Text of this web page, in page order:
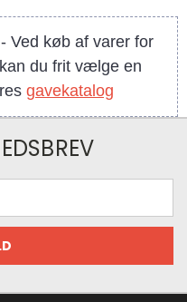
- Ved køb af varer for
du frit vælge en
gavekatalog